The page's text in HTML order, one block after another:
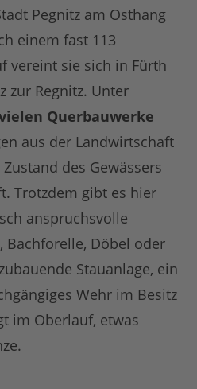
Pegnitz am Osthang
einem fast 113
vereint sie sich in Fürth
zur Regnitz. Unter
Querbauwerke
aus der Landwirtschaft
des Gewässers
Trotzdem gibt es hier
anspruchsvolle
Bachforelle, Döbel oder
Stauanlage, ein
Wehr im Besitz
im Oberlauf, etwas